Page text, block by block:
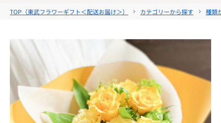
TOP（東武フラワーギフト＜配送お届け＞） カテゴリーから探す 種類